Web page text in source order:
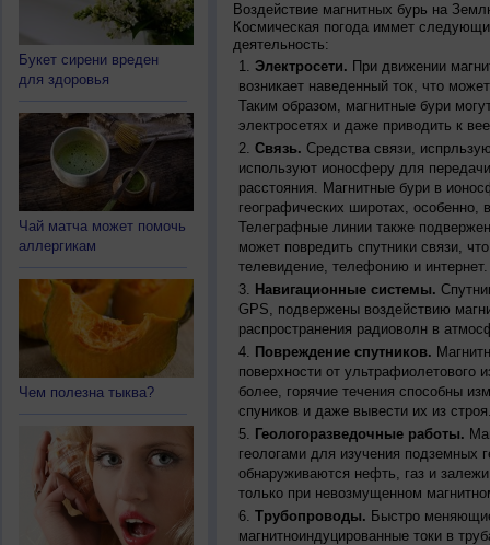
Букет сирени вреден
для здоровья
Чай матча может помочь
аллергикам
Чем полезна тыква?
Воздействие магнитных бурь на
Космическая погода иммет
деятельность:
Электросети. При движении
возникает наведенный ток, что
Таким образом, магнитные бури
электросетях и даже приводить к
Связь. Средства связи,
используют ионосферу для
расстояния. Магнитные бури в
географических широтах,
Телеграфные линии также
может повредить спутники связи,
телевидение, телефонию и интернет.
Навигационные системы.
GPS, подвержены воздействию
распространения радиоволн в
Повреждение спутников.
поверхности от ультрафиолетового
более, горячие течения способны
спуников и даже вывести их из
Геологоразведочные работы.
геологами для изучения подземных
обнаруживаются нефть, газ и
только при невозмущенном
Трубопроводы. Быстро
магнитноиндуцированные токи в